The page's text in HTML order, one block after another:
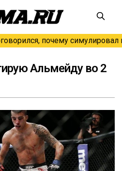
почему симулировал
Альмейду во 2